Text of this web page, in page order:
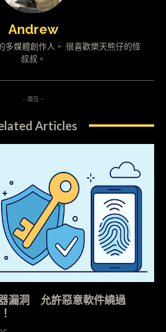
Andrew
多媒體創作人。 很喜歡樂天熊仔的怪
叔叔。
- 廣告 -
Articles
漏洞 允許惡意軟件繞過